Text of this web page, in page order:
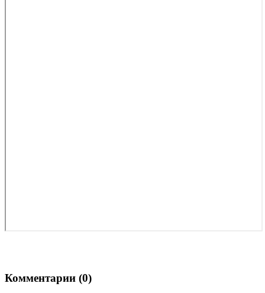
Комментарии (0)